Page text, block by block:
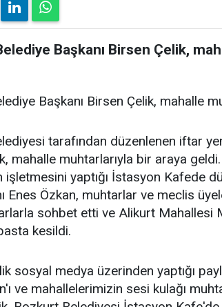
Başkanı Birsen Çelik,
Başkanı Birsen Çelik, mahalle
tarafından düzenlenen iftar
mahalle muhtarlarıyla bir araya
işletmesini yaptığı İstasyon Kafede
Enes Özkan, muhtarlar ve meclis
sohbet etti ve Alikurt Mahallesi
kesildi.
sosyal medya üzerinden yaptığı
ve mahallelerimizin sesi kulağı